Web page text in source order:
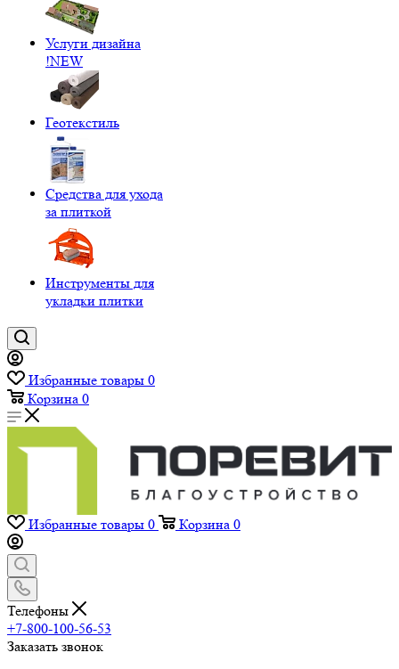
Услуги дизайна
!NEW
Геотекстиль
Средства для ухода
за плиткой
Инструменты для
укладки плитки
Избранные товары 0
Корзина 0
Избранные товары 0 Корзина 0
Телефоны
+7-800-100-56-53
Заказать звонок